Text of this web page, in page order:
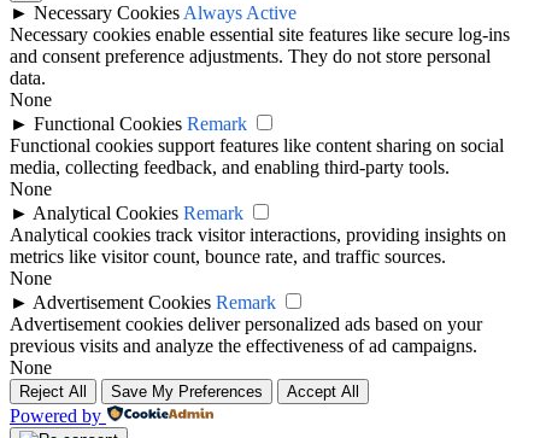
► Necessary Cookies Always Active
Necessary cookies enable essential site features like secure log-ins
and consent preference adjustments. They do not store personal
data.
None
► Functional Cookies Remark
Functional cookies support features like content sharing on social
media, collecting feedback, and enabling third-party tools.
None
► Analytical Cookies Remark
Analytical cookies track visitor interactions, providing insights on
metrics like visitor count, bounce rate, and traffic sources.
None
► Advertisement Cookies Remark
Advertisement cookies deliver personalized ads based on your
previous visits and analyze the effectiveness of ad campaigns.
None
Reject All Save My Preferences Accept All
Powered by